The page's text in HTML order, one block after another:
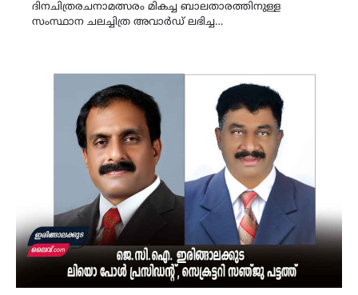
ദിനചിത്രരചനാമത്സരം മികച്ച ബാലതാരത്തിനുള്ള
സംസ്ഥാന ചലച്ചിത്ര അവാർഡ് ലഭിച്ച…